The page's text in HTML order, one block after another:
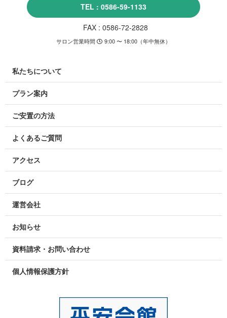
TEL : 0586-59-1133
FAX : 0586-72-2828
サロン営業時間 9:00 〜 18:00（年中無休）
私たちについて
プラン案内
ご安置の方法
よくあるご質問
アクセス
ブログ
運営会社
お知らせ
資料請求・お問い合わせ
個人情報保護方針